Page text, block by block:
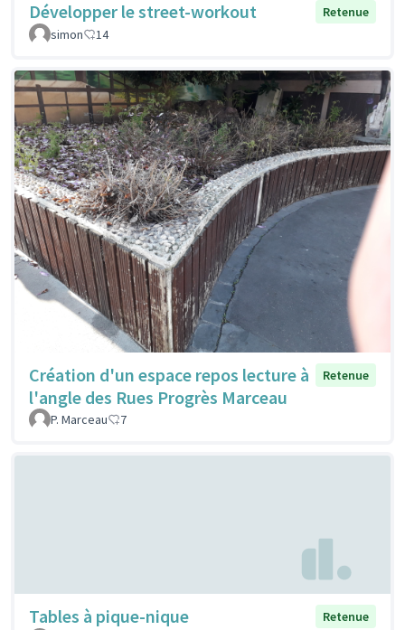
Développer le street-workout
Retenue
simon
14
Création d'un espace repos lecture à
l'angle des Rues Progrès Marceau
Retenue
P. Marceau 7
Tables à pique-nique
Retenue